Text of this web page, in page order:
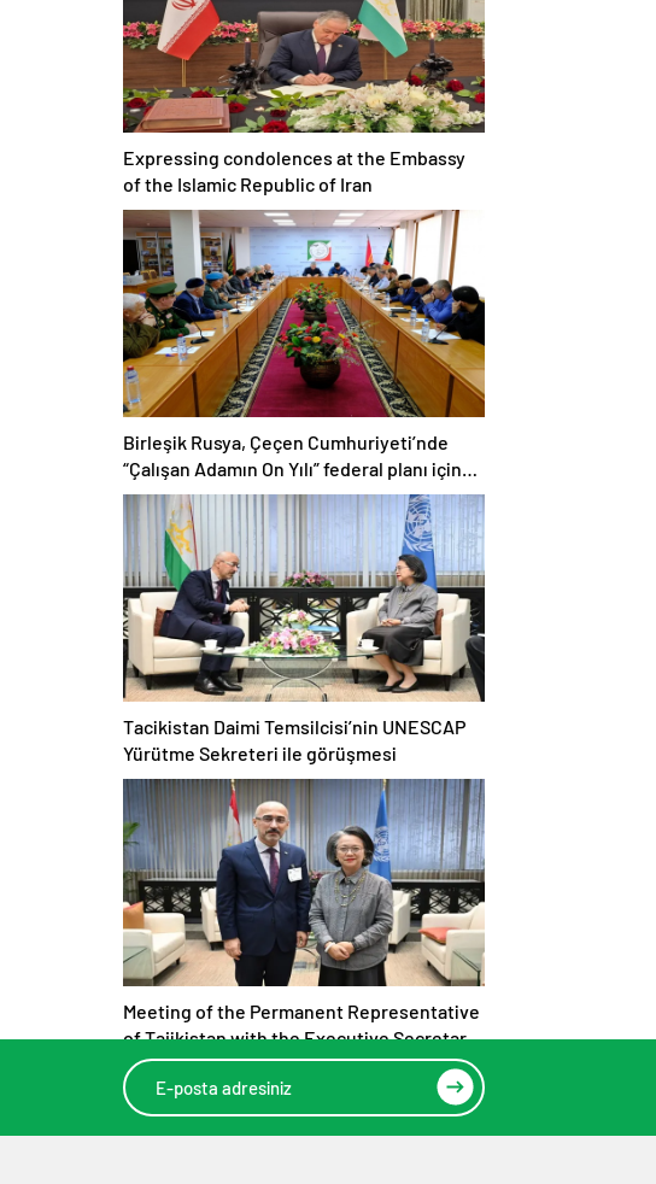
Expressing condolences at the Embassy
of the Islamic Republic of Iran
Birleşik Rusya, Çeçen Cumhuriyeti’nde
“Çalışan Adamın On Yılı” federal planı için
bir dizi öneri düzenledi
Tacikistan Daimi Temsilcisi’nin UNESCAP
Yürütme Sekreteri ile görüşmesi
Meeting of the Permanent Representative
of Tajikistan with the Executive Secretary
of UNESCAP